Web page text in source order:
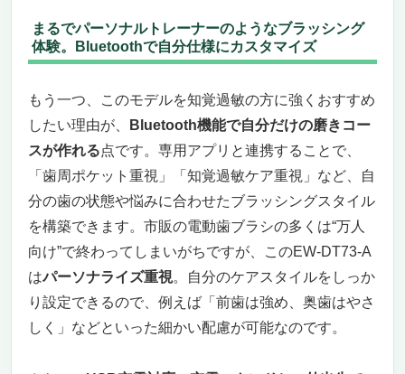
まるでパーソナルトレーナーのようなブラッシング
体験。Bluetoothで自分仕様にカスタマイズ
もう一つ、このモデルを知覚過敏の方に強くおすすめ
したい理由が、
Bluetooth機能で自分だけの磨きコー
スが作れる点です。専用アプリと連携することで、
「歯周ポケット重視」「知覚過敏ケア重視」など、自
分の歯の状態や悩みに合わせたブラッシングスタイル
を構築できます。市販の電動歯ブラシの多くは“万人
向け”で終わってしまいがちですが、このEW-DT73-A
はパーソナライズ重視。自分のケアスタイルをしっか
り設定できるので、例えば「前歯は強め、奥歯はやさ
しく」などといった細かい配慮が可能なのです。